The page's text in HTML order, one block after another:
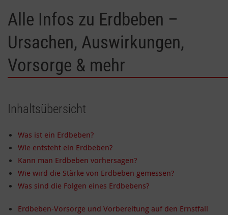
Alle Infos zu Erdbeben –
Ursachen, Auswirkungen,
Vorsorge & mehr
Inhaltsübersicht
Was ist ein Erdbeben?
Wie entsteht ein Erdbeben?
Kann man Erdbeben vorhersagen?
Wie wird die Stärke von Erdbeben gemessen?
Was sind die Folgen eines Erdbebens?
Erdbeben-Vorsorge und Vorbereitung auf den Ernstfall